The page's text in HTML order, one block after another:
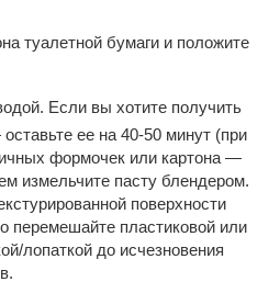
туалетной бумаги и положите
Если вы хотите получить
ее на 40-50 минут (при
формочек или картона —
измельчите пасту блендером.
поверхности
перемешайте пластиковой или
лопаткой до исчезновения